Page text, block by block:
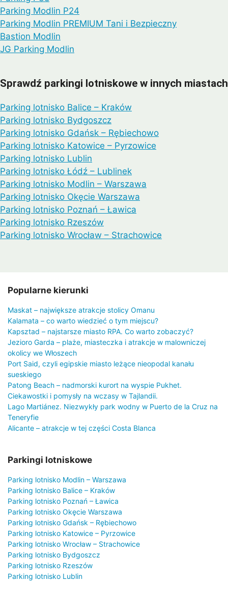
Parking Modlin P24
Parking Modlin PREMIUM Tani i Bezpieczny
Bastion Modlin
JG Parking Modlin
Sprawdź parkingi lotniskowe w innych miastach
Parking lotnisko Balice – Kraków
Parking lotnisko Bydgoszcz
Parking lotnisko Gdańsk – Rębiechowo
Parking lotnisko Katowice – Pyrzowice
Parking lotnisko Lublin
Parking lotnisko Łódź – Lublinek
Parking lotnisko Modlin – Warszawa
Parking lotnisko Okęcie Warszawa
Parking lotnisko Poznań – Ławica
Parking lotnisko Rzeszów
Parking lotnisko Wrocław – Strachowice
Popularne kierunki
Maskat – największe atrakcje stolicy Omanu
Kalamata – co warto wiedzieć o tym miejscu?
Kapsztad – najstarsze miasto RPA. Co warto zobaczyć?
Jezioro Garda – plaże, miasteczka i atrakcje w malowniczej
okolicy we Włoszech
Port Said, czyli egipskie miasto leżące nieopodal kanału
sueskiego
Patong Beach – nadmorski kurort na wyspie Pukhet.
Ciekawostki i pomysły na wczasy w Tajlandii.
Lago Martiánez. Niezwykły park wodny w Puerto de la Cruz na
Teneryfie
Alicante – atrakcje w tej części Costa Blanca
Parkingi lotniskowe
Parking lotnisko Modlin – Warszawa
Parking lotnisko Balice – Kraków
Parking lotnisko Poznań – Ławica
Parking lotnisko Okęcie Warszawa
Parking lotnisko Gdańsk – Rębiechowo
Parking lotnisko Katowice – Pyrzowice
Parking lotnisko Wrocław – Strachowice
Parking lotnisko Bydgoszcz
Parking lotnisko Rzeszów
Parking lotnisko Lublin